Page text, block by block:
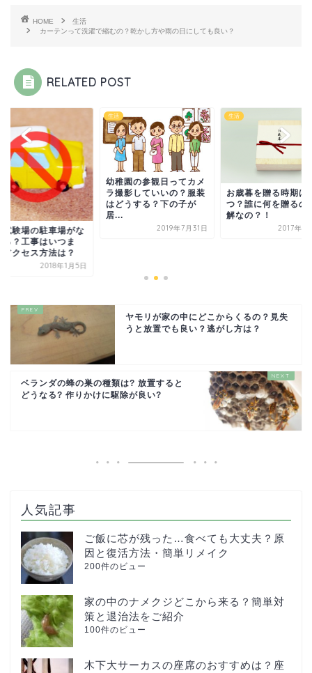
HOME
生活
カーテンって洗濯で縮むの？乾かし方や雨の日にしても良い？
RELATED POST
試験場の駐車場がな
る？工事はいつま
アクセス方法は？
2018年1月5日
生活
幼稚園の参観日ってカメ
ラ撮影していいの？服装
はどうする？下の子が
居...
2019年7月31日
生活
お歳暮を贈る時期は
つ？誰に何を贈るの
解なの？！
2017年10
ヤモリが家の中にどこからくるの？見失
うと放置でも良い？逃がし方は？
ベランダの蜂の巣の種類は? 放置すると
どうなる? 作りかけに駆除が良い?
人気記事
ご飯に芯が残った…食べても大丈夫？原
因と復活方法・簡単リメイク
200件のビュー
家の中のナメクジどこから来る？簡単対
策と退治法をご紹介
100件のビュー
木下大サーカスの座席のおすすめは？座